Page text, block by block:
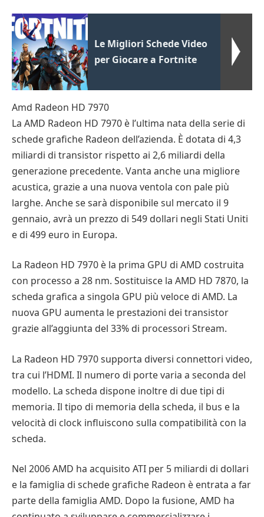
Le Migliori Schede Video
per Giocare a Fortnite
Amd Radeon HD 7970
La AMD Radeon HD 7970 è l’ultima nata della serie di
schede grafiche Radeon dell’azienda. È dotata di 4,3
miliardi di transistor rispetto ai 2,6 miliardi della
generazione precedente. Vanta anche una migliore
acustica, grazie a una nuova ventola con pale più
larghe. Anche se sarà disponibile sul mercato il 9
gennaio, avrà un prezzo di 549 dollari negli Stati Uniti
e di 499 euro in Europa.
La Radeon HD 7970 è la prima GPU di AMD costruita
con processo a 28 nm. Sostituisce la AMD HD 7870, la
scheda grafica a singola GPU più veloce di AMD. La
nuova GPU aumenta le prestazioni dei transistor
grazie all’aggiunta del 33% di processori Stream.
La Radeon HD 7970 supporta diversi connettori video,
tra cui l’HDMI. Il numero di porte varia a seconda del
modello. La scheda dispone inoltre di due tipi di
memoria. Il tipo di memoria della scheda, il bus e la
velocità di clock influiscono sulla compatibilità con la
scheda.
Nel 2006 AMD ha acquisito ATI per 5 miliardi di dollari
e la famiglia di schede grafiche Radeon è entrata a far
parte della famiglia AMD. Dopo la fusione, AMD ha